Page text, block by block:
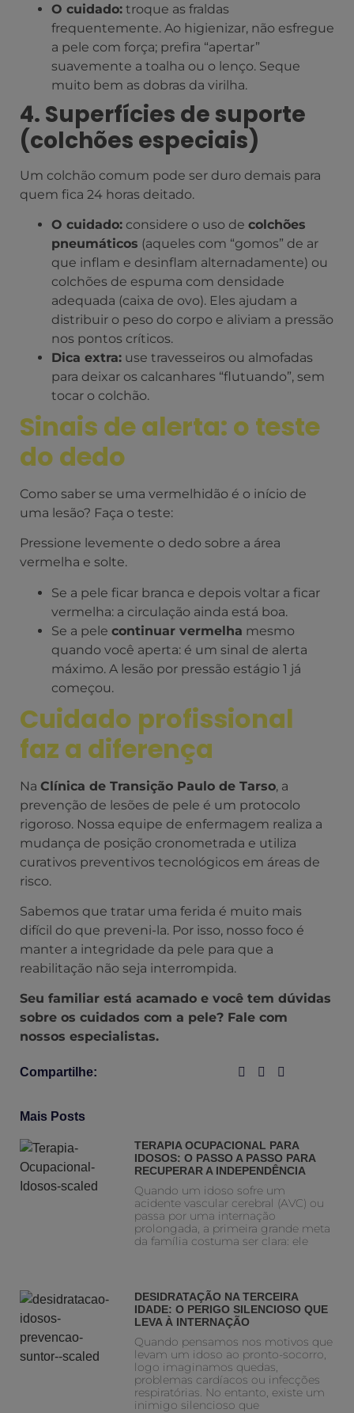
O cuidado: troque as fraldas
frequentemente. Ao higienizar, não esfregue
a pele com força; prefira “apertar”
suavemente a toalha ou o lenço. Seque
muito bem as dobras da virilha.
4. Superfícies de suporte
(colchões especiais)
Um colchão comum pode ser duro demais para
quem fica 24 horas deitado.
O cuidado: considere o uso de colchões
pneumáticos (aqueles com “gomos” de ar
que inflam e desinflam alternadamente) ou
colchões de espuma com densidade
adequada (caixa de ovo). Eles ajudam a
distribuir o peso do corpo e aliviam a pressão
nos pontos críticos.
Dica extra: use travesseiros ou almofadas
para deixar os calcanhares “flutuando”, sem
tocar o colchão.
Sinais de alerta: o teste
do dedo
Como saber se uma vermelhidão é o início de
uma lesão? Faça o teste:
Pressione levemente o dedo sobre a área
vermelha e solte.
Se a pele ficar branca e depois voltar a ficar
vermelha: a circulação ainda está boa.
Se a pele continuar vermelha mesmo
quando você aperta: é um sinal de alerta
máximo. A lesão por pressão estágio 1 já
começou.
Cuidado profissional
faz a diferença
Na Clínica de Transição Paulo de Tarso, a
prevenção de lesões de pele é um protocolo
rigoroso. Nossa equipe de enfermagem realiza a
mudança de posição cronometrada e utiliza
curativos preventivos tecnológicos em áreas de
risco.
Sabemos que tratar uma ferida é muito mais
difícil do que preveni-la. Por isso, nosso foco é
manter a integridade da pele para que a
reabilitação não seja interrompida.
Seu familiar está acamado e você tem dúvidas
sobre os cuidados com a pele? Fale com
nossos especialistas.
Compartilhe:
Mais Posts
TERAPIA OCUPACIONAL PARA
IDOSOS: O PASSO A PASSO PARA
RECUPERAR A INDEPENDÊNCIA
Quando um idoso sofre um
acidente vascular cerebral (AVC) ou
passa por uma internação
prolongada, a primeira grande meta
da família costuma ser clara: ele
DESIDRATAÇÃO NA TERCEIRA
IDADE: O PERIGO SILENCIOSO QUE
LEVA À INTERNAÇÃO
Quando pensamos nos motivos que
levam um idoso ao pronto-socorro,
logo imaginamos quedas,
problemas cardíacos ou infecções
respiratórias. No entanto, existe um
inimigo silencioso que